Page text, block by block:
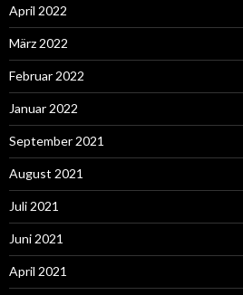
April 2022
März 2022
Februar 2022
Januar 2022
September 2021
August 2021
Juli 2021
Juni 2021
April 2021